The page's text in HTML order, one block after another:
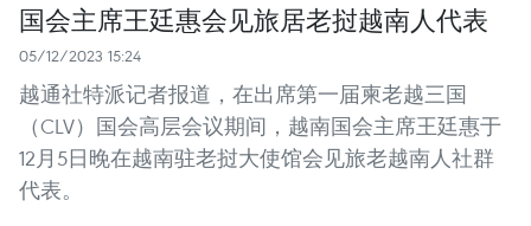
国会主席王廷惠会见旅居老挝越南人代表
05/12/2023 15:24
越通社特派记者报道，在出席第一届柬老越三国
（CLV）国会高层会议期间，越南国会主席王廷惠于
12月5日晚在越南驻老挝大使馆会见旅老越南人社群
代表。